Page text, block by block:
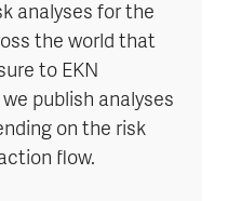
analyses for the
the world that
to EKN
publish analyses
on the risk
flow.